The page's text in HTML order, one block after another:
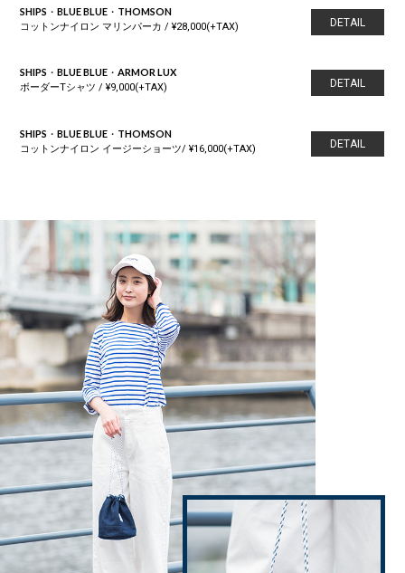
SHIPS・BLUE BLUE・THOMSON
コットンナイロン マリンパーカ / ¥28,000(+TAX)
DETAIL
SHIPS・BLUE BLUE・ARMOR LUX
ボーダーTシャツ / ¥9,000(+TAX)
DETAIL
SHIPS・BLUE BLUE・THOMSON
コットンナイロン イージーショーツ/ ¥16,000(+TAX)
DETAIL